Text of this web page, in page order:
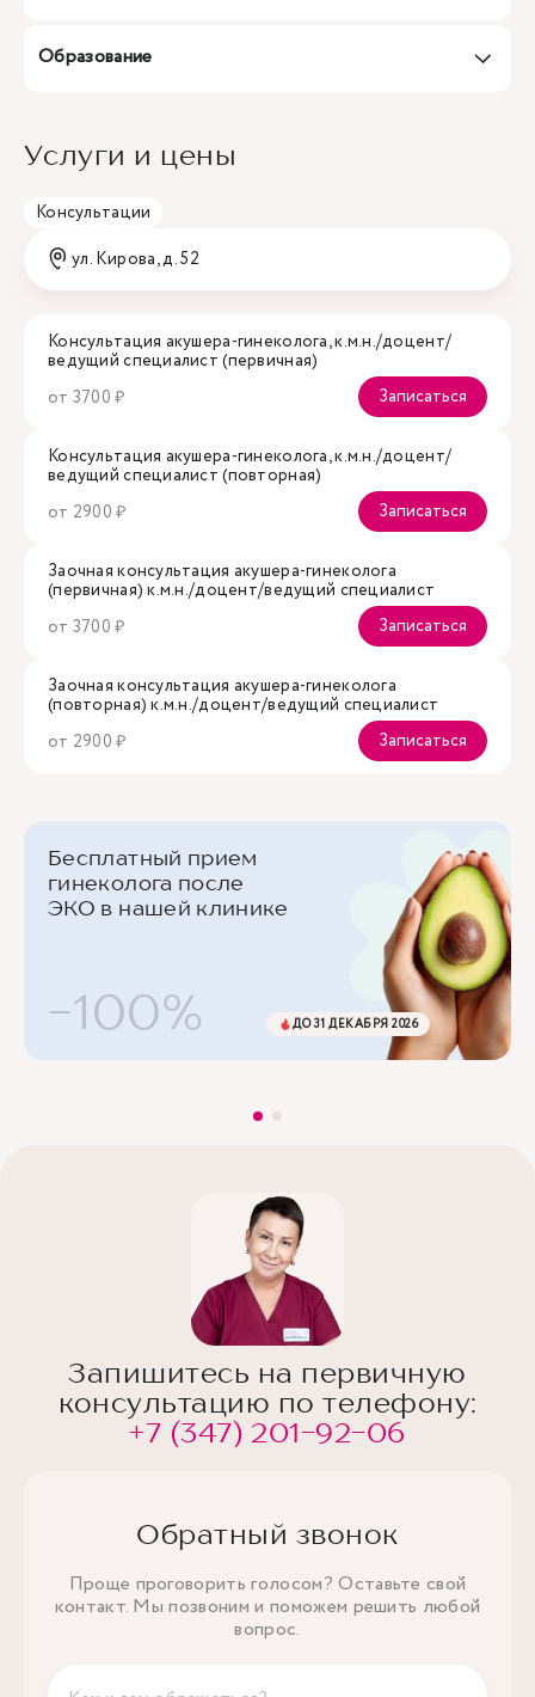
Образование
Услуги и цены
Консультации
ул. Кирова, д. 52
Консультация акушера-гинеколога, к.м.н./доцент/
ведущий специалист (первичная)
от 3700 ₽
Записаться
Консультация акушера-гинеколога, к.м.н./доцент/
ведущий специалист (повторная)
от 2900 ₽
Записаться
Заочная консультация акушера-гинеколога
(первичная) к.м.н./доцент/ведущий специалист
от 3700 ₽
Записаться
Заочная консультация акушера-гинеколога
(повторная) к.м.н./доцент/ведущий специалист
от 2900 ₽
Записаться
Бесплатный прием
гинеколога после
ЭКО в нашей клинике
-100% ДО 31 ДЕКАБРЯ 2026
Запишитесь на первичную
консультацию по телефону:
+7 (347) 201-92-06
Обратный звонок
Проще проговорить голосом? Оставьте свой
контакт. Мы позвоним и поможем решить любой
вопрос.